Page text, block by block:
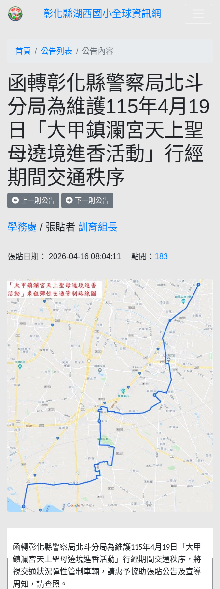
彰化縣湖西國小全球資訊網
首頁 公告列表 公告內容
函轉彰化縣警察局北斗
分局為維護115年4月19
日「大甲鎮瀾宮天上聖
母遶境進香活動」行經
期間交通秩序
上一則公告 下一則公告
學務處 / 張貼者 訓育組長
張貼日期： 2026-04-16 08:04:11 點閱： 183
函轉彰化縣警察局北斗分局為維護115年4月 19 日「大甲
鎮瀾宮天上聖母遶境進香活動」行經期間交通秩序，將
視交通狀況彈性管制車輛，請惠予協助張貼公告及宣導
周知，請查照。